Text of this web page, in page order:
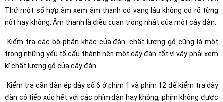
Thử một số hợp âm xem âm thanh có vang lâu không có rõ từng
nốt hay không. Âm thanh là điều quan trọng nhất của một cây đàn.
­ Kiểm tra các bộ phận khác của đàn: chất lượng gỗ cũng là một
trong những yếu tố cấu thành nên một cây đàn tốt vì vậy phải xem
kĩ chất lượng gỗ của cây đàn
­ Kiểm tra cần đàn ép dây số 6 ở phím 1 và phím 12 để kiểm tra dây
đàn có tiếp xúc hết với các phím đàn hay không, phím không được